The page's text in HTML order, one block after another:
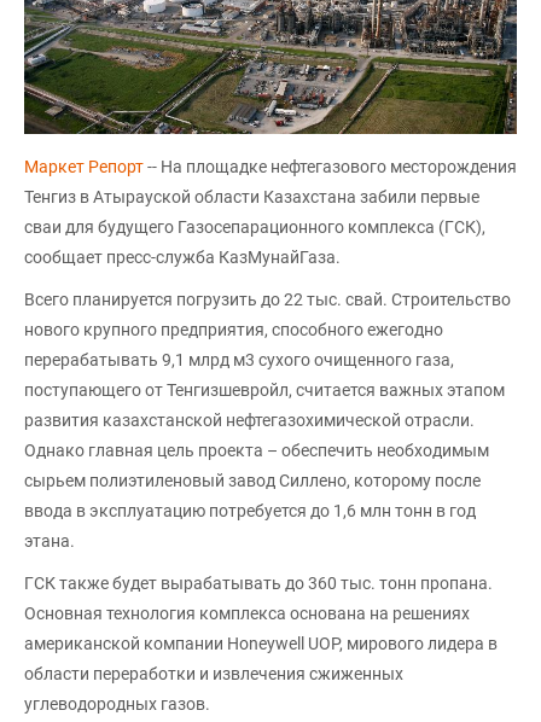
Маркет Репорт-- На площадке нефтегазового месторождения
Тенгиз в Атырауской области Казахстана забили первые
сваи для будущего Газосепарационного комплекса (ГСК),
сообщает пресс-служба КазМунайГаза.
Всего планируется погрузить до 22 тыс. свай. Строительство
нового крупного предприятия, способного ежегодно
перерабатывать 9,1 млрд м3 сухого очищенного газа,
поступающего от Тенгизшевройл, считается важных этапом
развития казахстанской нефтегазохимической отрасли.
Однако главная цель проекта – обеспечить необходимым
сырьем полиэтиленовый завод Силлено, которому после
ввода в эксплуатацию потребуется до 1,6 млн тонн в год
этана.
ГСК также будет вырабатывать до 360 тыс. тонн пропана.
Основная технология комплекса основана на решениях
американской компании Honeywell UOP, мирового лидера в
области переработки и извлечения сжиженных
углеводородных газов.